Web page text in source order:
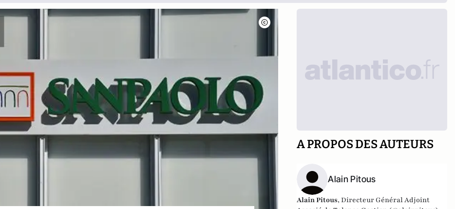
A PROPOS DES AUTEURS
Alain Pitous
Alain Pitous, Directeur Général Adjoint